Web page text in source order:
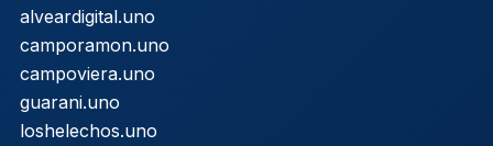
alveardigital.uno
camporamon.uno
campoviera.uno
guarani.uno
loshelechos.uno